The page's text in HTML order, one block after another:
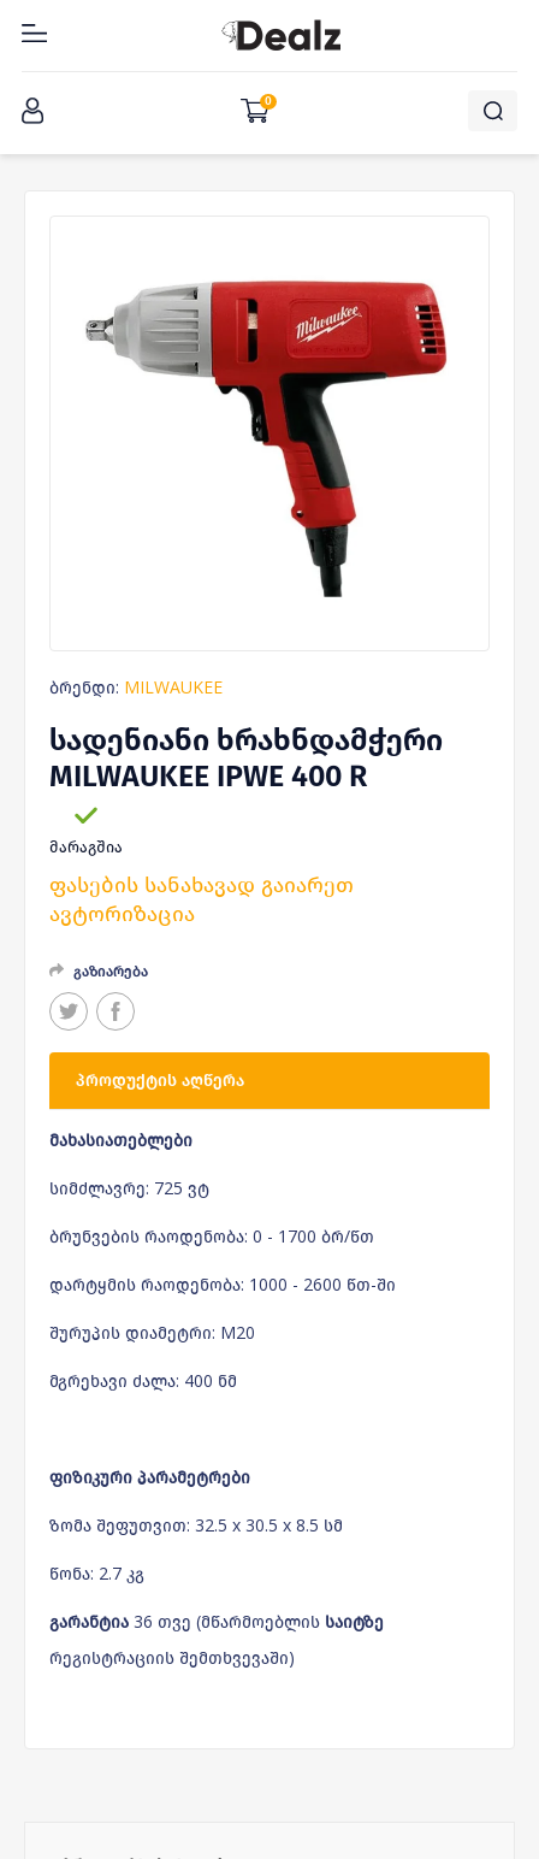
0
ბრენდი: MILWAUKEE
სადენიანი ხრახნდამჭერი
MILWAUKEE IPWE 400 R
მარაგშია
ფასების სანახავად გაიარეთ
ავტორიზაცია
გაზიარება
ᲞᲠᲝᲓᲣᲥᲢᲘᲡ ᲐᲦᲬᲔᲠᲐ
მახასიათებლები
სიმძლავრე: 725 ვტ
ბრუნვების რაოდენობა: 0 - 1700 ბრ/წთ
დარტყმის რაოდენობა: 1000 - 2600 წთ-ში
შურუპის დიამეტრი: M20
მგრეხავი ძალა: 400 ნმ
ფიზიკური პარამეტრები
ზომა შეფუთვით: 32.5 x 30.5 x 8.5 სმ
წონა: 2.7 კგ
გარანტია 36 თვე (მწარმოებლის საიტზე
რეგისტრაციის შემთხვევაში)